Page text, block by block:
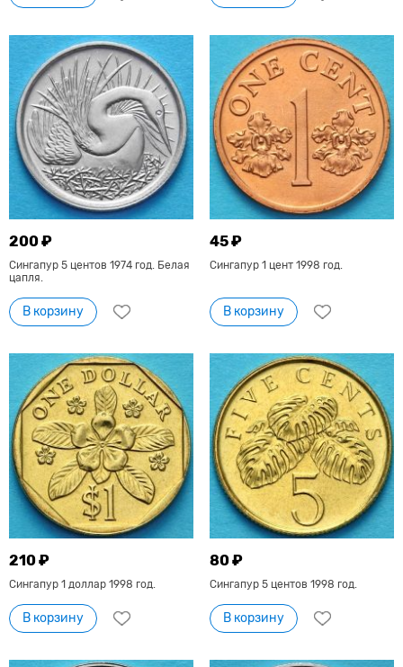
200 ₽
Сингапур 5 центов 1974 год. Белая
цапля.
В корзину
45 ₽
Сингапур 1 цент 1998 год.
В корзину
210 ₽
Сингапур 1 доллар 1998 год.
В корзину
80 ₽
Сингапур 5 центов 1998 год.
В корзину